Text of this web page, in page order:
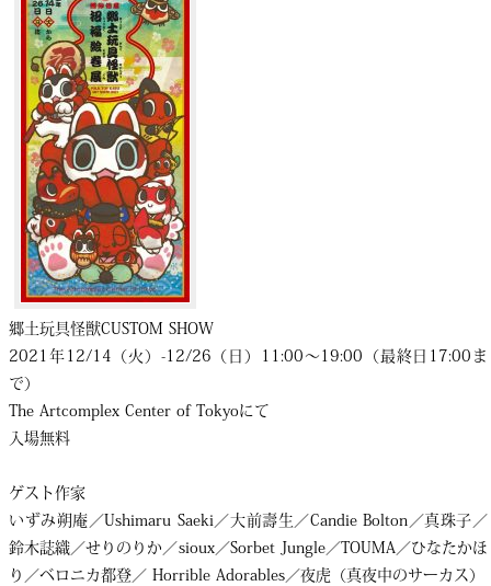
郷土玩具怪獣CUSTOM SHOW
2021年12/14（火）-12/26（日）11:00〜19:00（最終日17:00ま
で）
The Artcomplex Center of Tokyoにて
入場無料
ゲスト作家
いずみ朔庵／Ushimaru Saeki／大前壽生／Candie Bolton／真珠子／
鈴木誌織／せりのりか／sioux／Sorbet Jungle／TOUMA／ひなたかほ
り／ベロニカ都登／ Horrible Adorables／夜虎（真夜中のサーカス）